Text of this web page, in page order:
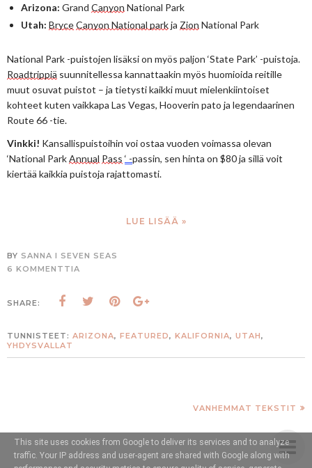
Arizona: Grand Canyon National Park
Utah: Bryce Canyon National park ja Zion National Park
Roadtrippiä suunnitellessa kannattaakin myös huomioida reitille
muut osuvat puistot – ja tietysti kaikki muut mielenkiintoiset
kohteet kuten vaikkapa Las Vegas, Hooverin pato ja legendaarinen
Route 66 -tie.
Vinkki! Kansallispuistoihin voi ostaa vuoden voimassa olevan
‘National Park Annual Pass ‘ -passin, sen hinta on $80 ja sillä voit
kiertää kaikkia puistoja rajattomasti.
LUE LISÄÄ »
BY SANNA I SEVEN SEAS
6 KOMMENTTIA
SHARE:
TUNNISTEET: ARIZONA, FEATURED, KALIFORNIA, UTAH,
YHDYSVALLAT
VANHEMMAT TEKSTIT
This site uses cookies from Google to deliver its services and to analyze
traffic. Your IP address and user-agent are shared with Google along with